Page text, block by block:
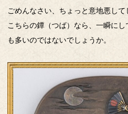
ごめんなさい、ちょっと意地悪し
こちらの鐔（つば）なら、一瞬に
も多いのではないでしょうか。